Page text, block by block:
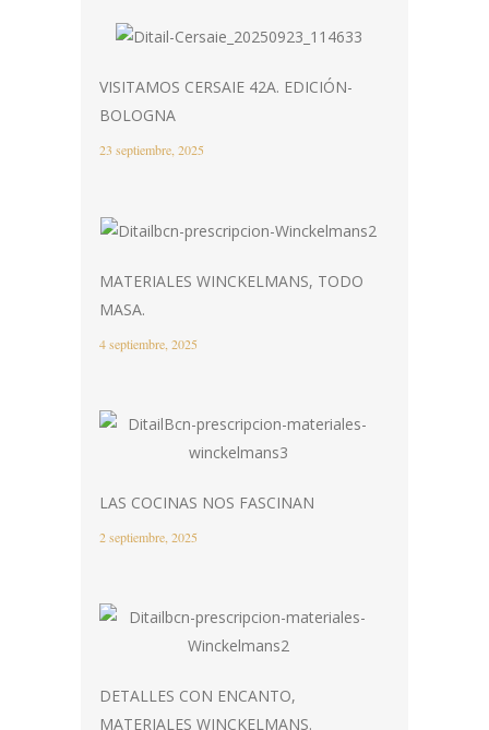
VISITAMOS CERSAIE 42A. EDICIÓN-
BOLOGNA
23 septiembre, 2025
MATERIALES WINCKELMANS, TODO
MASA.
4 septiembre, 2025
LAS COCINAS NOS FASCINAN
2 septiembre, 2025
DETALLES CON ENCANTO,
MATERIALES WINCKELMANS.